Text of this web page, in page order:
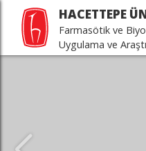
HACETTEPE
Farmasötik ve
Uygulama ve